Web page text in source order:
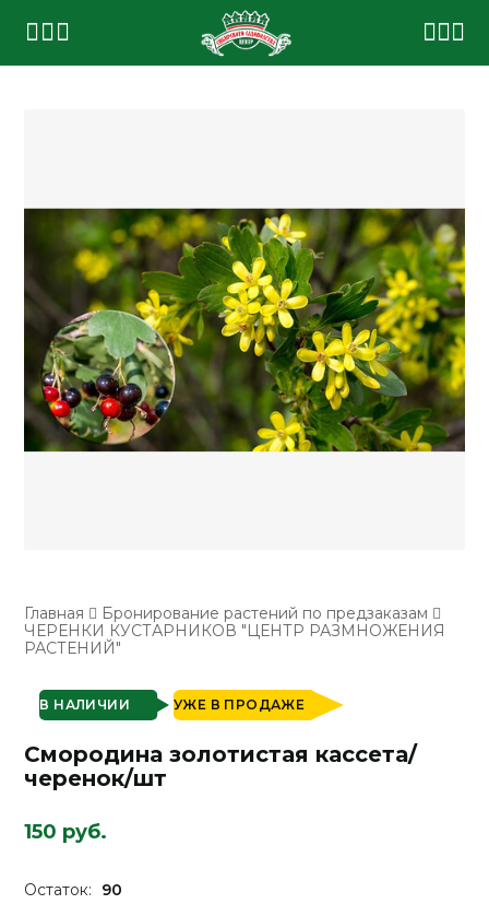
Главная
Бронирование растений по предзаказам
ЧЕРЕНКИ КУСТАРНИКОВ "ЦЕНТР РАЗМНОЖЕНИЯ
РАСТЕНИЙ"
В НАЛИЧИИ УЖЕ В ПРОДАЖЕ
Смородина золотистая кассета/
черенок/шт
150 руб.
Остаток:
90